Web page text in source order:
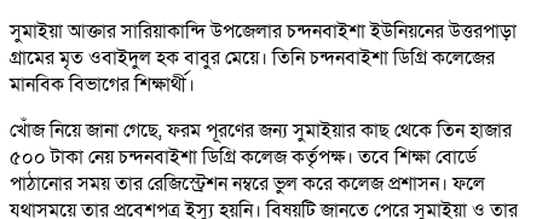
সুমাইয়া আক্তার সারিয়াকান্দি উপজেলার চন্দনবাইশা ইউনিয়নের উত্তরপাড়া
গ্রামের মৃত ওবাইদুল হক বাবুর মেয়ে। তিনি চন্দনবাইশা ডিগ্রি কলেজের
মানবিক বিভাগের শিক্ষার্থী।
খোঁজ নিয়ে জানা গেছে, ফরম পূরণের জন্য সুমাইয়ার কাছ থেকে তিন হাজার
৫০০ টাকা নেয় চন্দনবাইশা ডিগ্রি কলেজ কর্তৃপক্ষ। তবে শিক্ষা বোর্ডে
পাঠানোর সময় তার রেজিস্ট্রেশন নম্বরে ভুল করে কলেজ প্রশাসন। ফলে
যথাসময়ে তার প্রবেশপত্র ইস্যু হয়নি। বিষয়টি জানতে পেরে সুমাইয়া ও তার